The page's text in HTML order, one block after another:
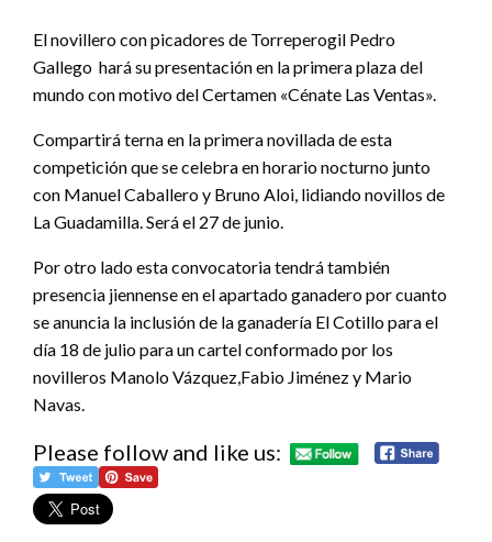
El novillero con picadores de Torreperogil Pedro
Gallego hará su presentación en la primera plaza del
mundo con motivo del Certamen «Cénate Las Ventas».
Compartirá terna en la primera novillada de esta
competición que se celebra en horario nocturno junto
con Manuel Caballero y Bruno Aloi, lidiando novillos de
La Guadamilla. Será el 27 de junio.
Por otro lado esta convocatoria tendrá también
presencia jiennense en el apartado ganadero por cuanto
se anuncia la inclusión de la ganadería El Cotillo para el
día 18 de julio para un cartel conformado por los
novilleros Manolo Vázquez,Fabio Jiménez y Mario
Navas.
Please follow and like us: